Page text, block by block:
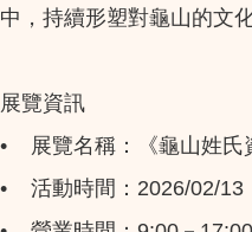
中，持續形塑對龜山的文
展覽資訊
•
展覽名稱：《龜山姓氏
•
活動時間：2026/02/13